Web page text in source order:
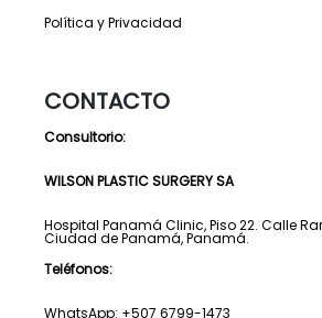
Política y Privacidad
CONTACTO
Consultorio:
WILSON PLASTIC SURGERY SA
Hospital Panamá Clinic, Piso 22. Calle
Ciudad de Panamá, Panamá.
Teléfonos:
WhatsApp: +507 6799-1473